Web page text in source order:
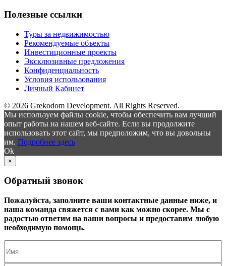
Полезные ссылки
Туры за недвижимостью
Рекомендуемые объекты
Инвестиционные проекты
Эксклюзивные предложения
Конфиденциальность
Условия использования
Личный Кабинет
© 2026 Grekodom Development. All Rights Reserved.
Мы используем файлы cookie, чтобы обеспечить вам лучший
опыт работы на нашем веб-сайте. Если вы продолжите
использовать этот сайт, мы предположим, что вы довольны
им. Подробнее здесь
Ok
×
Обратный звонок
Пожалуйста, заполните ваши контактные данные ниже, и
наша команда свяжется с вами как можно скорее. Мы с
радостью ответим на ваши вопросы и предоставим любую
необходимую помощь.